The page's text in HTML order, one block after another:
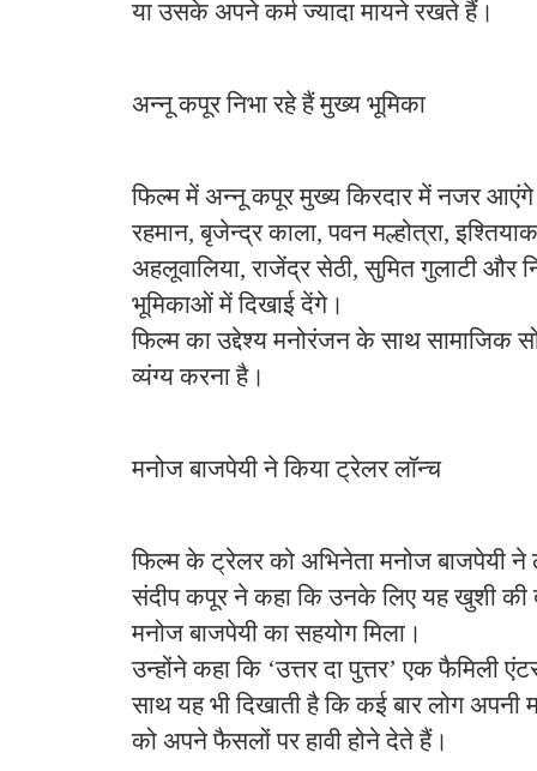
या उसके अपने कर्म ज्यादा मायने रखते हैं।
अन्नू कपूर निभा रहे हैं मुख्य भूमिका
फिल्म में अन्नू कपूर मुख्य किरदार में नजर
रहमान, बृजेन्द्र काला, पवन मल्होत्रा,
अहलूवालिया, राजेंद्र सेठी, सुमित गुलाटी और
भूमिकाओं में दिखाई देंगे।
फिल्म का उद्देश्य मनोरंजन के साथ सामाजिक
व्यंग्य करना है।
मनोज बाजपेयी ने किया ट्रेलर लॉन्च
फिल्म के ट्रेलर को अभिनेता मनोज बाजपेयी ने
संदीप कपूर ने कहा कि उनके लिए यह खुशी की
मनोज बाजपेयी का सहयोग मिला।
उन्होंने कहा कि ‘उत्तर दा पुत्तर’ एक फैमिली
साथ यह भी दिखाती है कि कई बार लोग
को अपने फैसलों पर हावी होने देते हैं।